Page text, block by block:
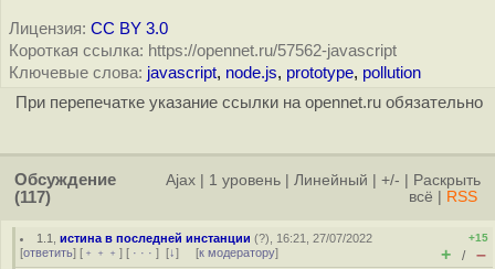
Лицензия: CC BY 3.0
Короткая ссылка: https://opennet.ru/57562-javascript
Ключевые слова: javascript, node.js, prototype, pollution
При перепечатке указание ссылки на opennet.ru обязательно
Обсуждение
(117)
Ajax 1 уровень Линейный +/-
Раскрыть
всё
RSS
1.1 ,истина в последней инстанции (?), 16:21, 27/07/2022
[ответить] [ ﹢﹢﹢ ] [ · · · ] [↓] [к модератору]
+15
+ / –